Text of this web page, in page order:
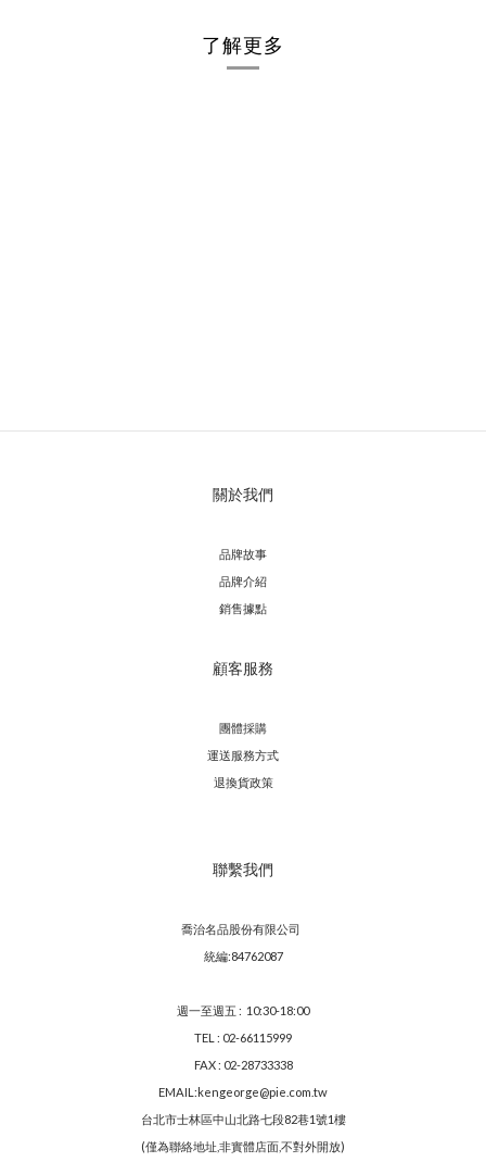
了解更多
關於我們
品牌故事
品牌介紹
銷售據點
顧客服務
團體採購
運送服務方式
退換貨政策
聯繫我們
喬治名品股份有限公司
統編:84762087
週一至週五 : 10:30-18:00
TEL : 02-66115999
FAX : 02-28733338
EMAIL:kengeorge@pie.com.tw
台北市士林區中山北路七段82巷1號1樓
(僅為聯絡地址,非實體店面,不對外開放)